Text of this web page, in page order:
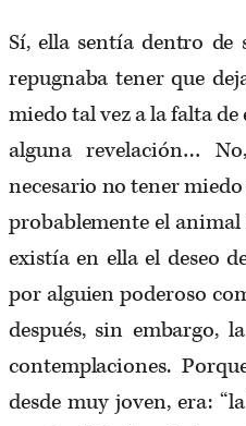
Sí, ella sentía dentro
repugnaba tener que
miedo tal vez a la falta de
alguna revelación…
necesario no tener
probablemente el
existía en ella el deseo
por alguien poderoso
después, sin embargo,
contemplaciones.
desde muy joven, era: